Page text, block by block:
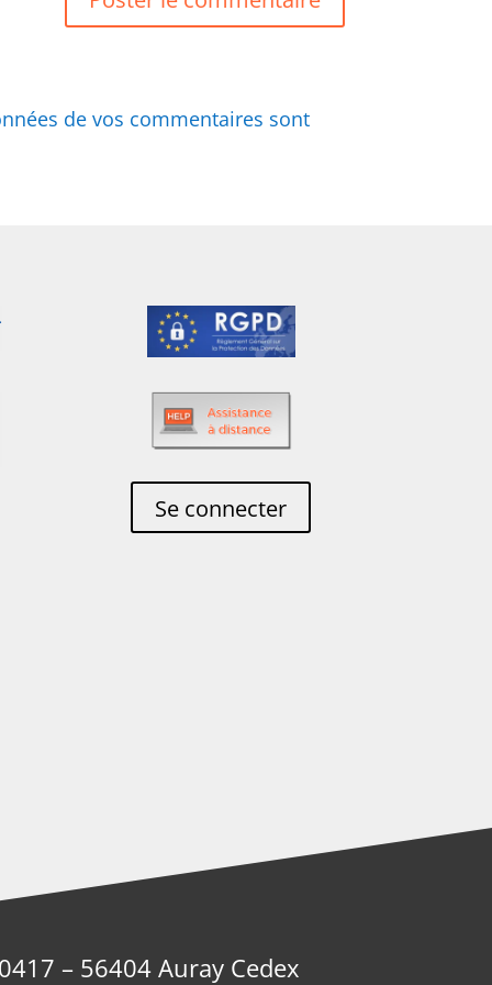
de vos commentaires sont
Se connecter
– 56404 Auray Cedex